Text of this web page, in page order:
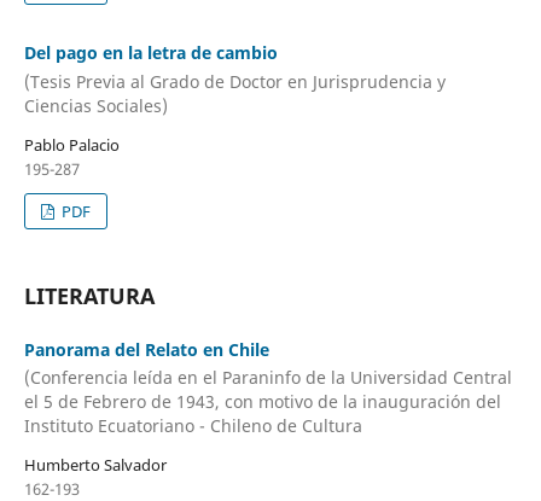
Del pago en la letra de cambio
(Tesis Previa al Grado de Doctor en Jurisprudencia y
Ciencias Sociales)
Pablo Palacio
195-287
PDF
LITERATURA
Panorama del Relato en Chile
(Conferencia leída en el Paraninfo de la Universidad Central
el 5 de Febrero de 1943, con motivo de la inauguración del
Instituto Ecuatoriano - Chileno de Cultura
Humberto Salvador
162-193